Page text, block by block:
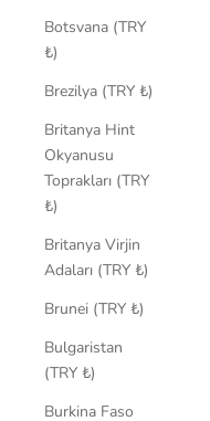
Botsvana (TRY
₺)
Brezilya (TRY ₺)
Britanya Hint
Okyanusu
Toprakları (TRY
₺)
Britanya Virjin
Adaları (TRY ₺)
Brunei (TRY ₺)
Bulgaristan
(TRY ₺)
Burkina Faso